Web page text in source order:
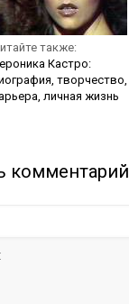
также:
Кастро:
творчество,
личная жизнь
комментарий